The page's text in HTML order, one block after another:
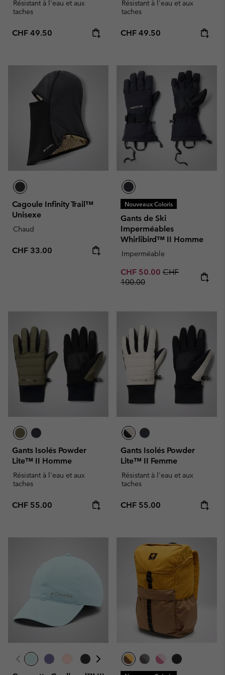
Résistant à l'eau et aux
taches
Regular price:
CHF 49.50
Résistant à l'eau et aux
taches
Regular price:
CHF 49.50
Cagoule Infinity Trail™
Unisexe
Chaud
Regular price:
CHF 33.00
Nouveaux Coloris
Gants de Ski
Imperméables
Whirlibird™ II Homme
Imperméable
Sale price:
CHF 50.00 Regular price:
CHF
100.00
Gants Isolés Powder
Lite™ II Homme
Résistant à l'eau et aux
taches
Regular price:
CHF 55.00
Gants Isolés Powder
Lite™ II Femme
Résistant à l'eau et aux
taches
Regular price:
CHF 55.00